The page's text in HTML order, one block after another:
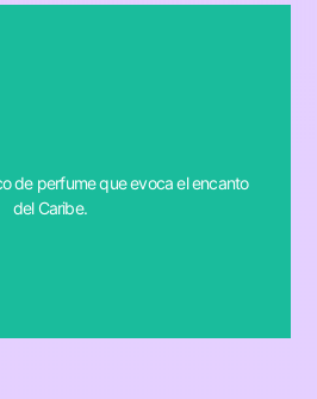
de perfume que evoca el encanto
del Caribe.
a perfume bottle channeling the